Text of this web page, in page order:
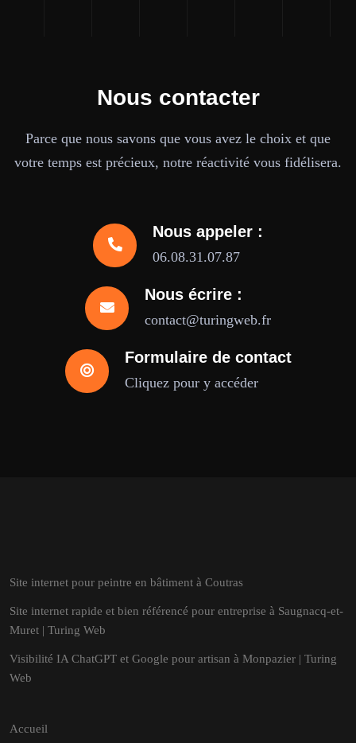
Nous contacter
Parce que nous savons que vous avez le choix et que
votre temps est précieux, notre réactivité vous fidélisera.
Nous appeler :
06.08.31.07.87
Nous écrire :
contact@turingweb.fr
Formulaire de contact
Cliquez pour y accéder
Site internet pour peintre en bâtiment à Coutras
Site internet rapide et bien référencé pour entreprise à Saugnacq-et-
Muret | Turing Web
Visibilité IA ChatGPT et Google pour artisan à Monpazier | Turing
Web
Accueil